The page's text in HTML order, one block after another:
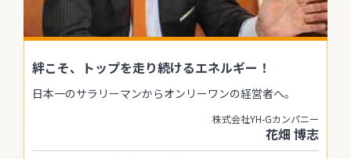
絆こそ、トップを走り続けるエネルギー！
日本一のサラリーマンからオンリーワンの経営者へ。
株式会社YH-Gカンパニー
花畑 博志